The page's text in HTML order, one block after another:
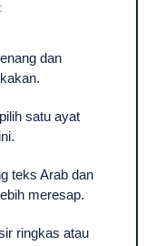
dan
satu ayat
teks Arab dan
meresap.
ringkas atau